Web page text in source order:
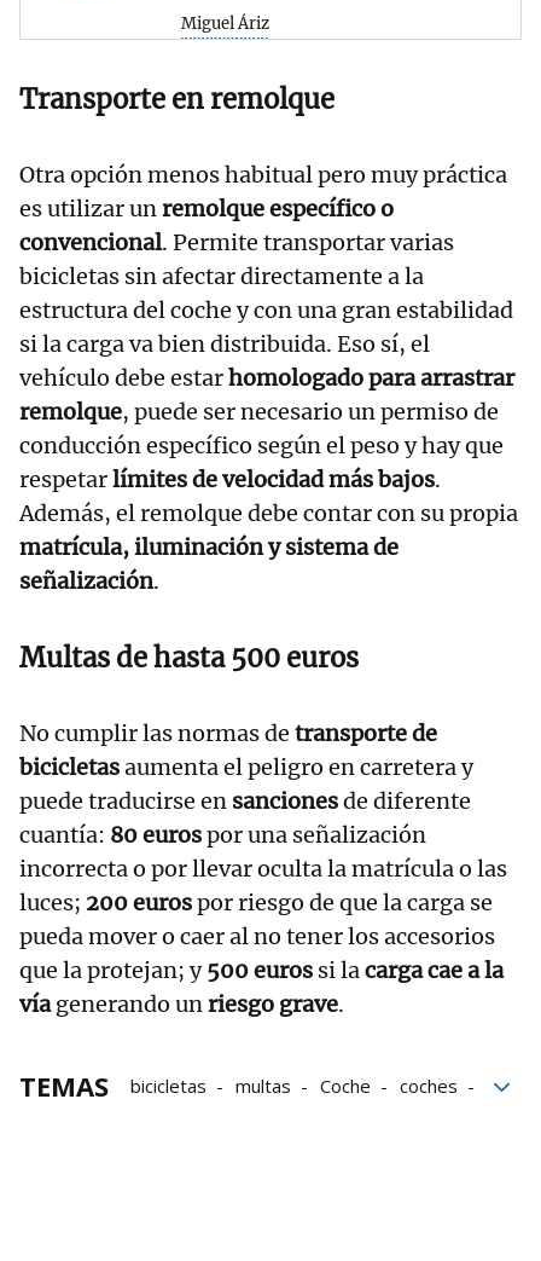
Miguel Áriz
Transporte en remolque
Otra opción menos habitual pero muy práctica
es utilizar unremolque específico o
convencional. Permite transportar varias
bicicletas sin afectar directamente a la
estructura del coche y con una gran estabilidad
si la carga va bien distribuida. Eso sí, el
vehículo debe estarhomologado para arrastrar
remolque, puede ser necesario un permiso de
conducción específico según el peso y hay que
respetarlímites de velocidad más bajos.
Además, el remolque debe contar con su propia
matrícula, iluminación y sistema de
señalización.
Multas de hasta 500 euros
No cumplir las normas de transporte de
bicicletasaumenta el peligro en carretera y
puede traducirse en sancionesde diferente
cuantía: 80 eurospor una señalización
incorrecta o por llevar oculta la matrícula o las
luces; 200 eurospor riesgo de que la carga se
pueda mover o caer al no tener los accesorios
que la protejan; y500 euros si lacarga cae a la
víagenerando unriesgo grave.
TEMAS bicicletas multas Coche
coches